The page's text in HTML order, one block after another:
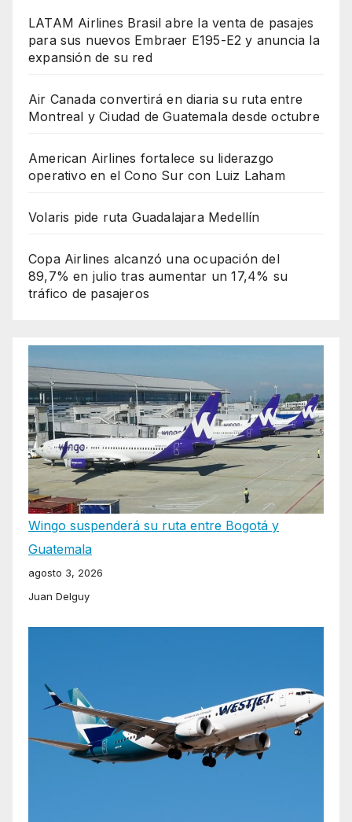
LATAM Airlines Brasil abre la venta de pasajes
para sus nuevos Embraer E195-E2 y anuncia la
expansión de su red
Air Canada convertirá en diaria su ruta entre
Montreal y Ciudad de Guatemala desde octubre
American Airlines fortalece su liderazgo
operativo en el Cono Sur con Luiz Laham
Volaris pide ruta Guadalajara Medellín
Copa Airlines alcanzó una ocupación del
89,7% en julio tras aumentar un 17,4% su
tráfico de pasajeros
Wingo suspenderá su ruta entre Bogotá y
Guatemala
agosto 3, 2026
Juan Delguy